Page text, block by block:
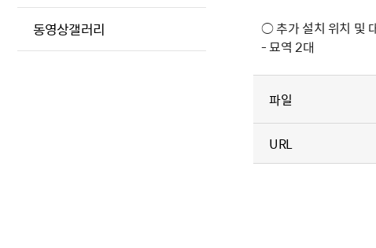
동영상갤러리
○ 추가 설치 위치 및
- 묘역 2대
파일
URL